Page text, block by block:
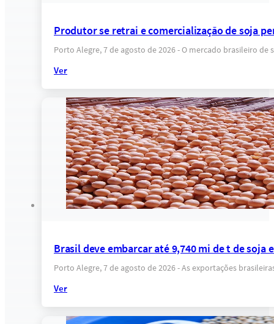
Produtor se retrai e comercialização de soja
Porto Alegre, 7 de agosto de 2026 - O mercado brasileiro
Ver
Brasil deve embarcar até 9,740 mi de t de soja
Porto Alegre, 7 de agosto de 2026 - As exportações
Ver